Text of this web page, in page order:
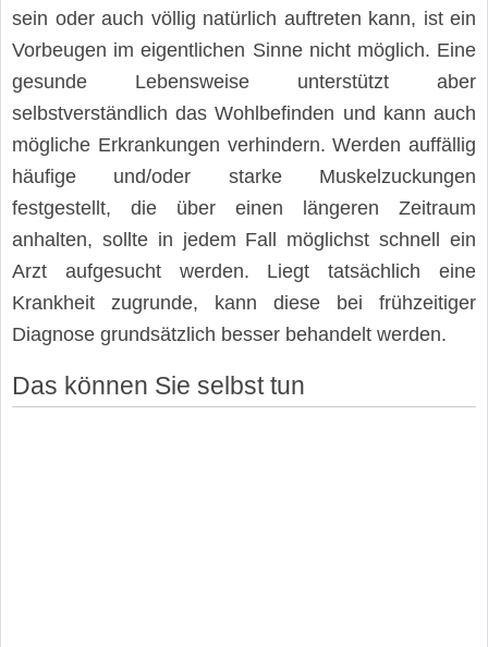
sein oder auch völlig natürlich auftreten kann, ist ein
Vorbeugen im eigentlichen Sinne nicht möglich. Eine
gesunde Lebensweise unterstützt aber
selbstverständlich das Wohlbefinden und kann auch
mögliche Erkrankungen verhindern. Werden auffällig
häufige und/oder starke Muskelzuckungen
festgestellt, die über einen längeren Zeitraum
anhalten, sollte in jedem Fall möglichst schnell ein
Arzt aufgesucht werden. Liegt tatsächlich eine
Krankheit zugrunde, kann diese bei frühzeitiger
Diagnose grundsätzlich besser behandelt werden.
Das können Sie selbst tun